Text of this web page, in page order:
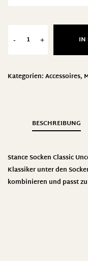
- + IN
Kategorien:Accessoires,
BESCHREIBUNG
StanceSocken Classic
Klassiker unter den
kombinieren und passt